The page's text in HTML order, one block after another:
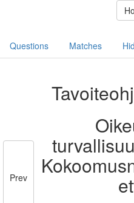
Questions Matches
Prev